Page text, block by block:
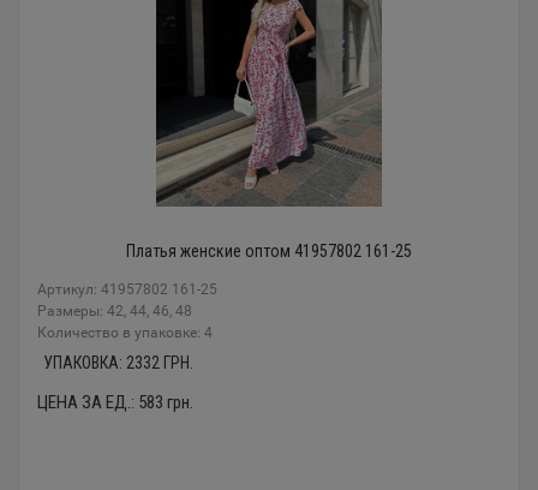
Платья женские оптом 41957802 161-25
Артикул: 41957802 161-25
Размеры: 42, 44, 46, 48
Количество в упаковке: 4
УПАКОВКА: 2332 ГРН.
ЦЕНА ЗА ЕД.: 583 грн.